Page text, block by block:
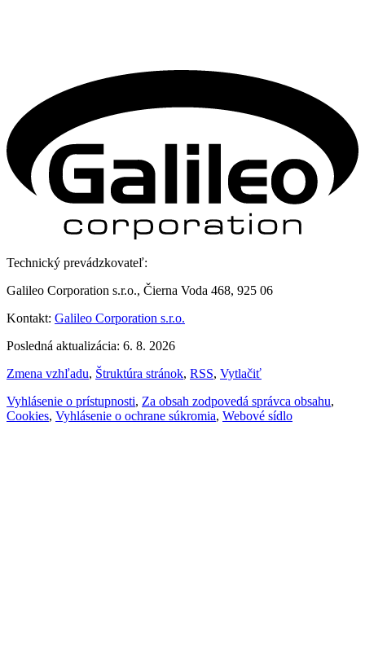
Technický prevádzkovateľ:
Galileo Corporation s.r.o., Čierna Voda 468, 925 06
Kontakt: Galileo Corporation s.r.o.
Posledná aktualizácia: 6. 8. 2026
Zmena vzhľadu, Štruktúra stránok, RSS, Vytlačiť
Vyhlásenie o prístupnosti, Za obsah zodpovedá správca obsahu,
Cookies, Vyhlásenie o ochrane súkromia, Webové sídlo